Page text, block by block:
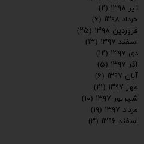
تیر ۱۳۹۸
(۲)
خرداد ۱۳۹۸
(۶)
فروردین ۱۳۹۸
(۲۵)
اسفند ۱۳۹۷
(۱۳)
دی ۱۳۹۷
(۱۲)
آذر ۱۳۹۷
(۵)
آبان ۱۳۹۷
(۶)
مهر ۱۳۹۷
(۲۱)
شهریور ۱۳۹۷
(۱۰)
مرداد ۱۳۹۷
(۱۹)
اسفند ۱۳۹۶
(۳)